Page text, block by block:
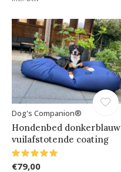
Dog's Companion®
Hondenbed donkerblauw
vuilafstotende coating
€79,00